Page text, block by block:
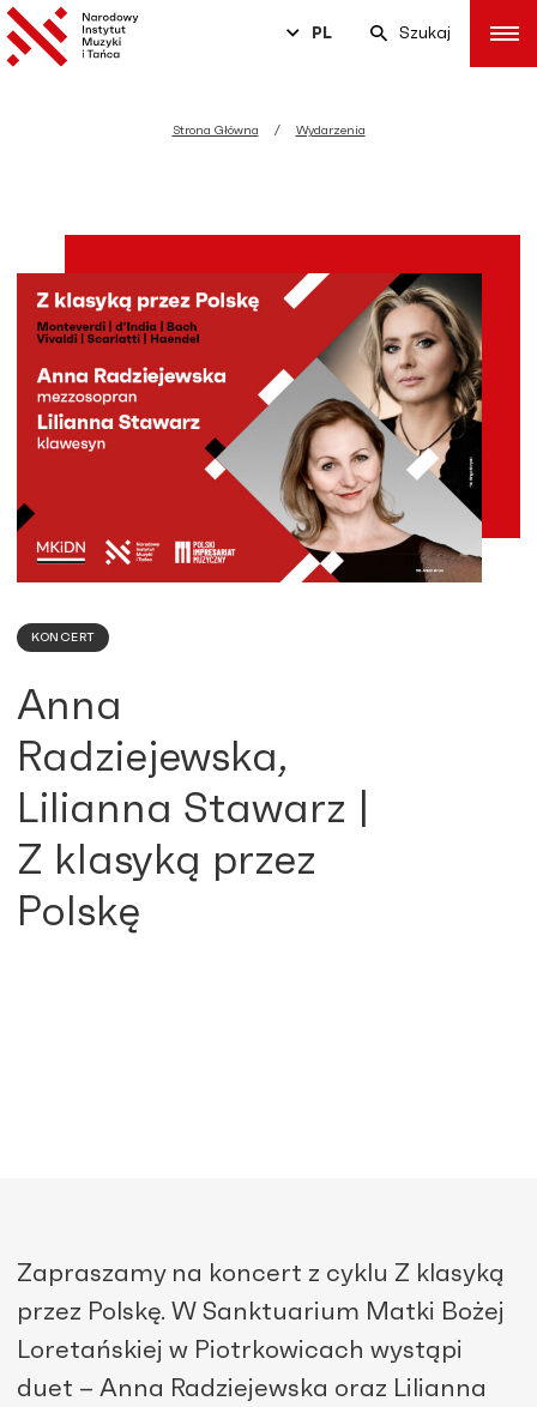
PL Szukaj
Strona Główna Wydarzenia
KONCERT
Anna
Radziejewska,
Lilianna Stawarz |
Z klasyką przez
Polskę
Zapraszamy na koncert z cyklu Z klasyką
przez Polskę. W Sanktuarium Matki Bożej
Loretańskiej w Piotrkowicach wystąpi
duet – Anna Radziejewska oraz Lilianna